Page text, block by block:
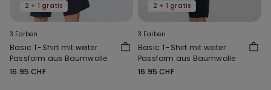
2 + 1 gratis
3 Farben
Basic T-Shirt mit weiter
Passform aus Baumwolle
16.95 CHF
2 + 1 gratis
3 Farben
Basic T-Shirt mit weiter
Passform aus Baumwolle
16.95 CHF